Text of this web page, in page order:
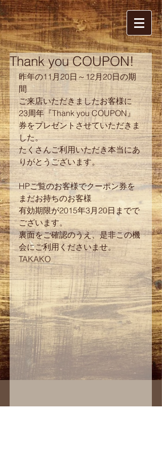
Thank you COUPON!
昨年の11月20日～12月20日の期
間
ご来店いただきましたお客様に
23周年『Thank you COUPON』
券をプレゼントさせていただきま
した。
たくさんご利用いただき本当にあ
りがとうございます。
HPご覧のお客様でクーポン券を
まだお持ちのお客様
有効期限が2015年3月20日までで
ございます。
裏面をご確認のうえ、是非この機
会にご利用くださいませ。
TAKAKO